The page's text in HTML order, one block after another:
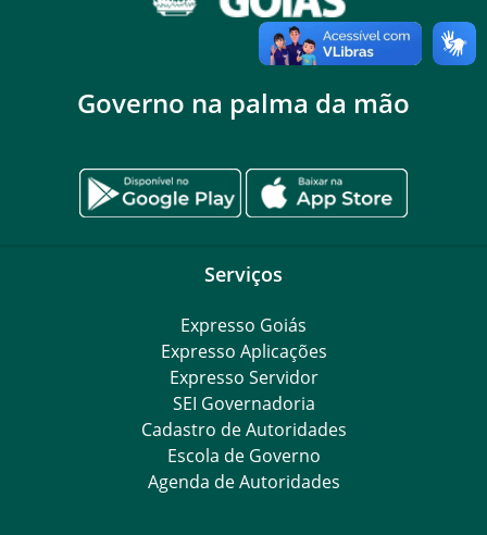
Governo na palma da mão
Serviços
Expresso Goiás
Expresso Aplicações
Expresso Servidor
SEI Governadoria
Cadastro de Autoridades
Escola de Governo
Agenda de Autoridades